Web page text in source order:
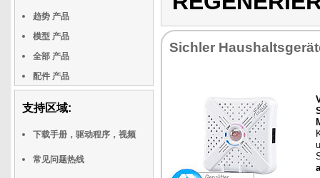
趋势 产品
模型 产品
全部 产品
配件 产品
支持区域:
下载手册，驱动程序，视频
常见问题热线
Sichler